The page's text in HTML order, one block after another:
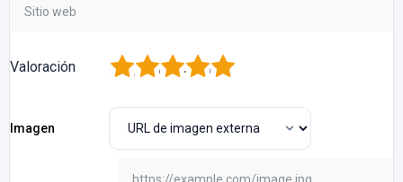
Valoración 5
4
3
2
Imagen